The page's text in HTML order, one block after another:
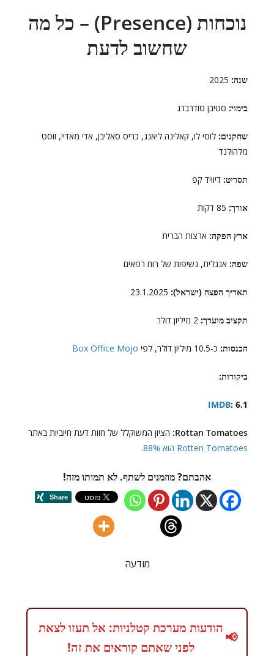
נוכחות (Presence) – כל מה
שחשוב לדעת
שנה: 2025
בימוי: סטיבן סודרברג
שחקנים:לוסי לו, קאלינה ליאנג, כריס סאליבן, אדי מאדיי, ווסט
מלהולנד
תסריט: דיוויד קפ
אורך: 85 דקות
ארץ הפקה: ארצות הברית
שפה: אנגלית, נשיפות של רוח רפאים
תאריך הפצה (ישראל):23.1.2025
תקציב מוערך: 2 מיליון דולר
הכנסות: כ-10.5 מיליון דולר, לפי Box Office Mojo
ביקורות:
IMDB: 6.1
Rottan Tomatoes: הציון המשוקלל של חוות דעת חיוביות באתר
Rotten Tomatoes הוא 88%.
אהבתם? מוזמנים לשתף. לא תמותו מזה!
מודעה
📢
הודעות מערכת קטלניות: אל תעזו לצאת
לפני שאתם קוראים את זה!